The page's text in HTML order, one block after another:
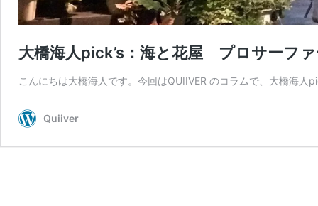
大橋海人pick’s：海と花屋 プロサーファ
こんにちは大橋海人です。今回はQUIIVER のコラムで、大橋海
Quiiver